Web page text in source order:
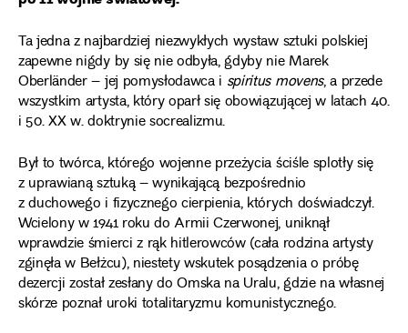
Ta jedna z najbardziej niezwykłych wystaw sztuki polskiej
zapewne nigdy by się nie odbyła, gdyby nie Marek
Oberländer – jej pomysłodawca i spiritus movens, a przede
wszystkim artysta, który oparł się obowiązującej w latach 40.
i 50. XX w. doktrynie socrealizmu.
Był to twórca, którego wojenne przeżycia ściśle splotły się
z uprawianą sztuką – wynikającą bezpośrednio
z duchowego i fizycznego cierpienia, których doświadczył.
Wcielony w 1941 roku do Armii Czerwonej, uniknął
wprawdzie śmierci z rąk hitlerowców (cała rodzina artysty
zginęła w Bełżcu), niestety wskutek posądzenia o próbę
dezercji został zesłany do Omska na Uralu, gdzie na własnej
skórze poznał uroki totalitaryzmu komunistycznego.